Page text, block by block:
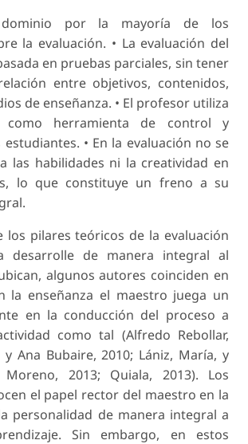
dominio por la mayoría de los
la evaluación. • La evaluación del
en pruebas parciales, sin tener
entre objetivos, contenidos,
de enseñanza. • El profesor utiliza
como herramienta de control y
• En la evaluación no se
las habilidades ni la creatividad en
lo que constituye un freno a su
los pilares teóricos de la evaluación
desarrolle de manera integral al
algunos autores coinciden en
la enseñanza el maestro juega un
en la conducción del proceso a
como tal (Alfredo Rebollar,
y Ana Bubaire, 2010; Lániz, María, y
2013; Quiala, 2013). Los
el papel rector del maestro en la
personalidad de manera integral a
Sin embargo, en estos